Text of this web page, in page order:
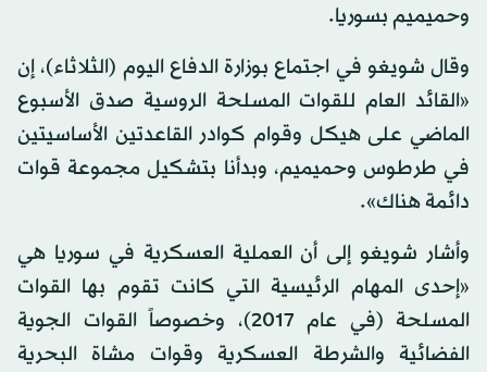
وحميميم بسوريا.
وقال شويغو في اجتماع بوزارة الدفاع اليوم (الثلاثاء)، إن
«القائد العام للقوات المسلحة الروسية صدق الأسبوع
الماضي على هيكل وقوام كوادر القاعدتين الأساسيتين
في طرطوس وحميميم، وبدأنا بتشكيل مجموعة قوات
دائمة هناك».
وأشار شويغو إلى أن العملية العسكرية في سوريا هي
«إحدى المهام الرئيسية التي كانت تقوم بها القوات
المسلحة (في عام 2017)، وخصوصاً القوات الجوية
الفضائية والشرطة العسكرية وقوات مشاة البحرية